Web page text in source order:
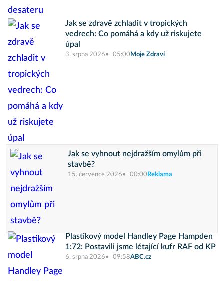
Jak se zdravě zchladit v tropických
vedrech: Co pomáhá a kdy už riskujete
úpal
3. srpna 2026 05:00 Moje Zdraví
Jak se vyhnout nejdražším omylům při
stavbě?
15. července 2026 00:00 Reklama
Plastikový model Handley Page Hampden
1:72: Postavili jsme létající kufr RAF od KP
6. srpna 2026 09:58ABC.cz